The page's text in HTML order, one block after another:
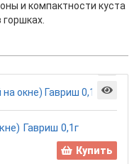
и компактности куста
Гавриш 0,1г
Купить